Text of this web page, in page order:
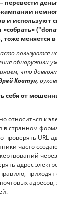
перевести
кампании
и
«собрать»
тоже меняется
пользуются
обнаружили
что
Ковтун,
себя от
относиться к
в странном
проверять
часто
адрес